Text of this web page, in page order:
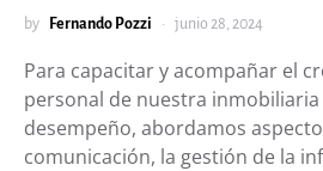
by Fernando Pozzi junio 28, 2024
Para capacitar y acompañar el
personal de nuestra
desempeño, abordamos
comunicación, la gestión de la